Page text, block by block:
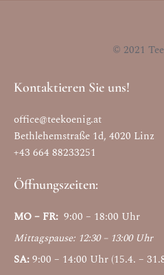
© 2021
Kontaktieren Sie uns!
office@teekoenig.at
Bethlehemstraße 1d, 4020 Linz
+43 664 88233251
Öffnungszeiten:
MO – FR: 9:00 – 18:00 Uhr
Mittagspause: 12:30 – 13:00 Uhr
SA:9:00 – 14:00 Uhr (15.4. –